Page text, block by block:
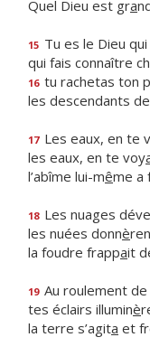
Quel Dieu est gra
15 Tu es le Dieu
qui fais connaître
16 tu rachetas ton
les descendants de
17 Les eaux, en te
les eaux, en te voy
l’abîme lui-même a
18 Les nuages
les nuées donnè
la foudre frappait
19 Au roulement
tes éclairs illuminè
la terre s’agita et